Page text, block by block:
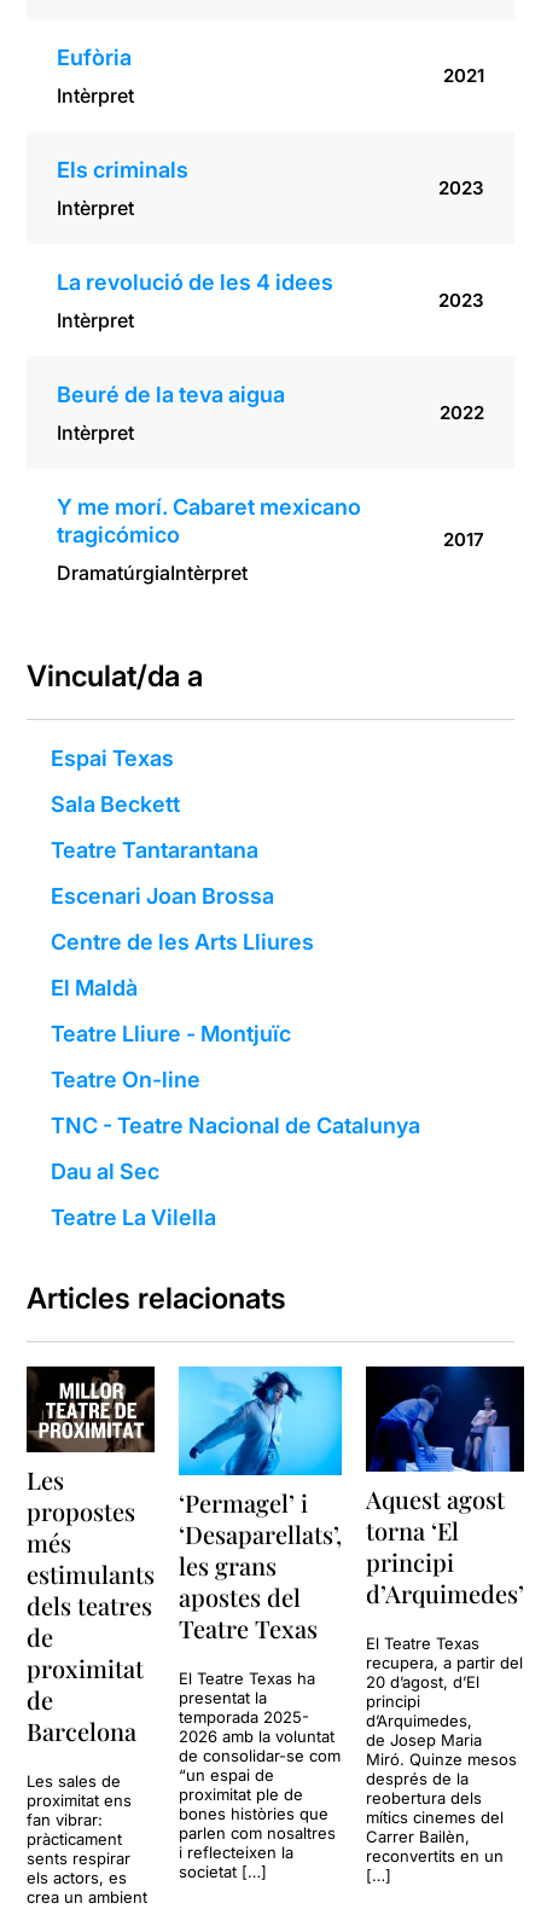
Eufòria
Intèrpret
2021
Els criminals
Intèrpret
2023
La revolució de les 4 idees
Intèrpret
2023
Beuré de la teva aigua
Intèrpret
2022
Y me morí. Cabaret mexicano
tragicómico
DramatúrgiaIntèrpret
2017
Vinculat/da a
Espai Texas
Sala Beckett
Teatre Tantarantana
Escenari Joan Brossa
Centre de les Arts Lliures
El Maldà
Teatre Lliure - Montjuïc
Teatre On-line
TNC - Teatre Nacional de Catalunya
Dau al Sec
Teatre La Vilella
Articles relacionats
Les
propostes
més
estimulants
dels teatres
de
proximitat
de
Barcelona
Les sales de
proximitat ens
fan vibrar:
pràcticament
sents respirar
els actors, es
crea un ambient
‘Permagel’ i
‘Desaparellats’,
les grans
apostes del
Teatre Texas
El Teatre Texas ha
presentat la
temporada 2025-
2026 amb la voluntat
de consolidar-se com
“un espai de
proximitat ple de
bones històries que
parlen com nosaltres
i reflecteixen la
societat […]
Aquest agost
torna ‘El
principi
d’Arquimedes’
El Teatre Texas
recupera, a partir del
20 d’agost, d’El
principi
d’Arquimedes,
de Josep Maria
Miró. Quinze mesos
després de la
reobertura dels
mítics cinemes del
Carrer Bailèn,
reconvertits en un
[…]